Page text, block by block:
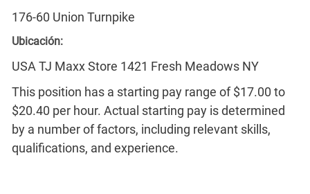
176-60 Union Turnpike
Ubicación:
USA TJ Maxx Store 1421 Fresh Meadows NY
This position has a starting pay range of $17.00 to
$20.40 per hour. Actual starting pay is determined
by a number of factors, including relevant skills,
qualifications, and experience.